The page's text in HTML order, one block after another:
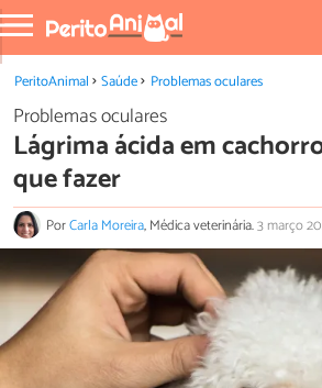
PeritoAnimal Saúde Problemas oculares
Problemas oculares
Lágrima ácida em
que fazer
PorCarla Moreira, Médica veterinária.3 março